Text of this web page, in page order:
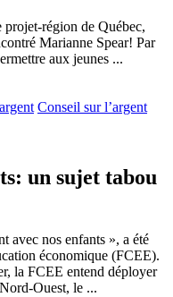
projet-région de Québec,
Marianne Spear! Par
aux jeunes ...
Conseil sur l’argent
un sujet tabou
avec nos enfants », a été
économique (FCEE).
la FCEE entend déployer
Ouest, le ...